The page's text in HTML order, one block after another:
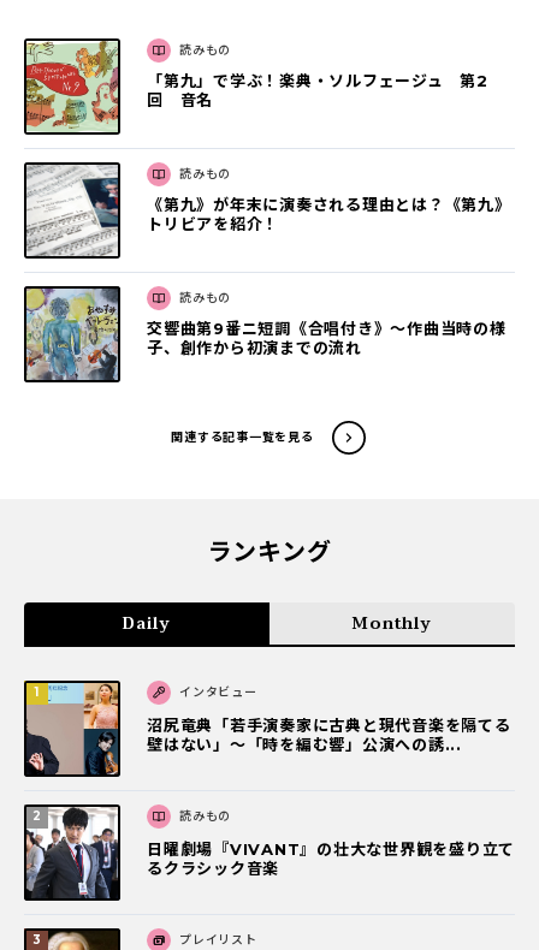
読みもの
「第九」で学ぶ！楽典・ソルフェージュ 第2
回 音名
読みもの
《第九》が年末に演奏される理由とは？《第九》
トリビアを紹介！
読みもの
交響曲第9番ニ短調《合唱付き》〜作曲当時の様
子、創作から初演までの流れ
関連する記事一覧を見る
ランキング
Daily Monthly
インタビュー
沼尻竜典「若手演奏家に古典と現代音楽を隔てる
壁はない」～「時を編む響」公演への誘...
読みもの
日曜劇場『VIVANT』の壮大な世界観を盛り立て
るクラシック音楽
プレイリスト